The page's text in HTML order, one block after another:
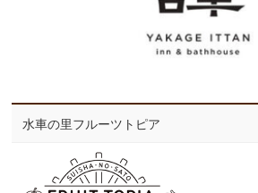
水車の里フルーツトピア